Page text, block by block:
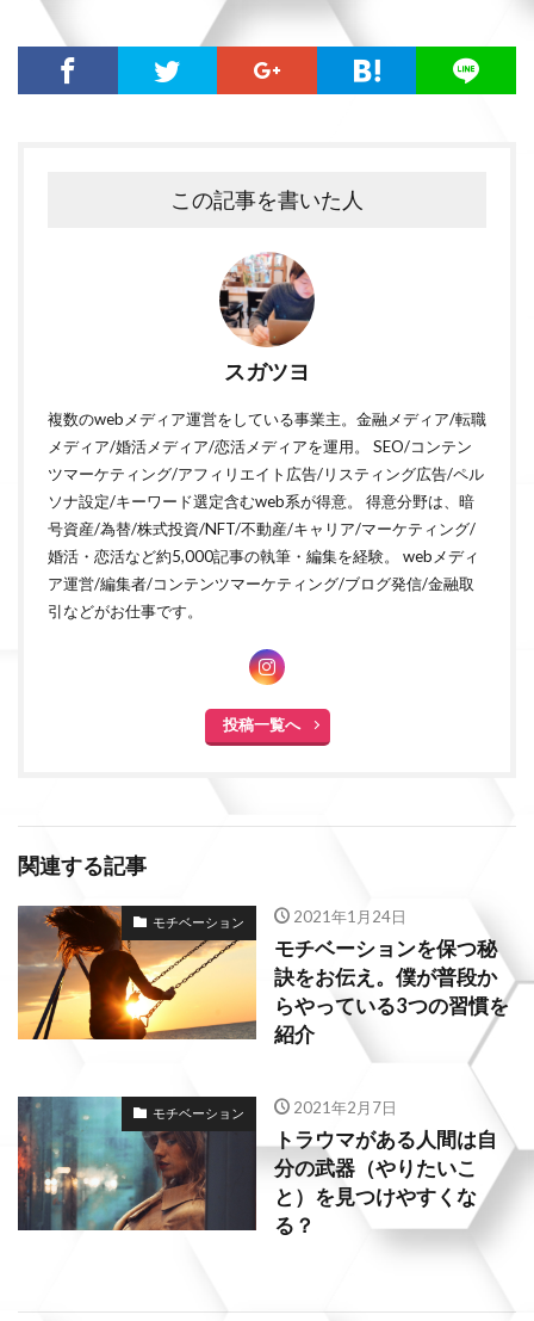
この記事を書いた人
スガツヨ
複数のwebメディア運営をしている事業主。金融メディア/転職
メディア/婚活メディア/恋活メディアを運用。 SEO/コンテン
ツマーケティング/アフィリエイト広告/リスティング広告/ペル
ソナ設定/キーワード選定含むweb系が得意。 得意分野は、暗
号資産/為替/株式投資/NFT/不動産/キャリア/マーケティング/
婚活・恋活など約5,000記事の執筆・編集を経験。 webメディ
ア運営/編集者/コンテンツマーケティング/ブログ発信/金融取
引などがお仕事です。
投稿一覧へ
関連する記事
モチベーション 2021年1月24日
モチベーションを保つ秘
訣をお伝え。僕が普段か
らやっている3つの習慣を
紹介
モチベーション 2021年2月7日
トラウマがある人間は自
分の武器（やりたいこ
と）を見つけやすくな
る？